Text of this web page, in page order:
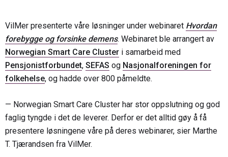
VilMer presenterte våre løsninger under webinaret Hvordan
forebygge og forsinke demens. Webinaret ble arrangert av
Norwegian Smart Care Cluster i samarbeid med
Pensjonistforbundet, SEFAS og Nasjonalforeningen for
folkehelse, og hadde over 800 påmeldte.
— Norwegian Smart Care Cluster har stor oppslutning og god
faglig tyngde i det de leverer. Derfor er det alltid gøy å få
presentere løsningene våre på deres webinarer, sier Marthe
T. Tjærandsen fra VilMer.